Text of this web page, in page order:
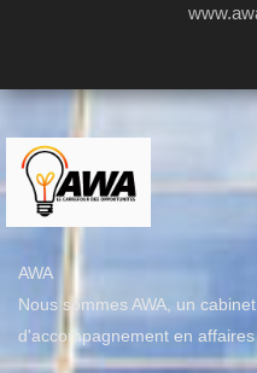
AWA
Nous sommes AWA, un
d'accompagnement en